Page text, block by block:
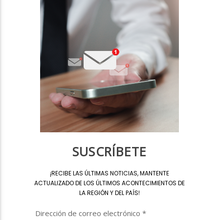
SUSCRÍBETE
¡RECIBE LAS ÚLTIMAS NOTICIAS, MANTENTE
ACTUALIZADO DE LOS ÚLTIMOS ACONTECIMIENTOS DE
LA REGIÓN Y DEL PAÍS!